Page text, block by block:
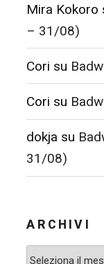
Mira Kokoro
– 31/08)
Cori su
Cori su
dokja su
31/08)
ARCHIVI
Archivi